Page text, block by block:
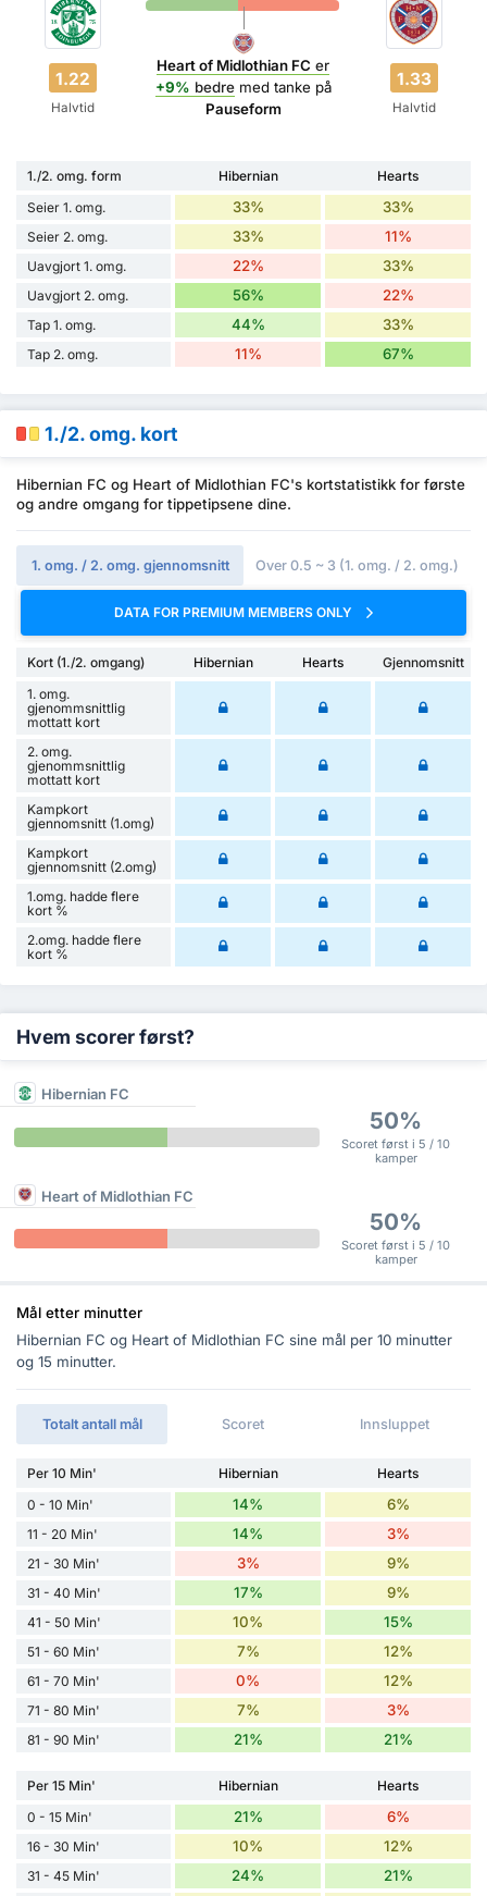
1.22
Halvtid
Heart of Midlothian FC er
+9% bedremed tanke på
Pauseform
1.33
Halvtid
1./2. omg. form Hibernian
Hearts
Seier 1. omg.
33% 33%
Seier 2. omg. 33% 11%
Uavgjort 1. omg. 22% 33%
Uavgjort 2. omg. 56% 22%
Tap 1. omg. 44% 33%
Tap 2. omg. 11% 67%
1./2. omg. kort
Hibernian FC og Heart of Midlothian FC's kortstatistikk for første
og andre omgang for tippetipsene dine.
1. omg. / 2. omg. gjennomsnitt Over 0.5 ~ 3 (1. omg. / 2. omg.)
DATA FOR PREMIUM MEMBERS ONLY
Kort (1./2. omgang) Hibernian Hearts
Gjennomsnitt
1. omg.
gjenommsnittlig
mottatt kort
2. omg.
gjenommsnittlig
mottatt kort
Kampkort
gjennomsnitt (1.omg)
Kampkort
gjennomsnitt (2.omg)
1.omg. hadde flere
kort %
2.omg. hadde flere
kort %
Hvem scorer først?
Hibernian FC
50%
Scoret først i 5 / 10
kamper
Heart of Midlothian FC
50%
Scoret først i 5 / 10
kamper
Mål etter minutter
Hibernian FC og Heart of Midlothian FC sine mål per 10 minutter
og 15 minutter.
Totalt antall mål Scoret Innsluppet
Per 10 Min' Hibernian
Hearts
0 - 10 Min'
14% 6%
11 - 20 Min' 14% 3%
21 - 30 Min' 3% 9%
31 - 40 Min' 17% 9%
41 - 50 Min' 10% 15%
51 - 60 Min' 7% 12%
61 - 70 Min' 0% 12%
71 - 80 Min' 7% 3%
81 - 90 Min' 21% 21%
Per 15 Min' Hibernian
Hearts
0 - 15 Min'
21% 6%
16 - 30 Min' 10% 12%
31 - 45 Min' 24% 21%